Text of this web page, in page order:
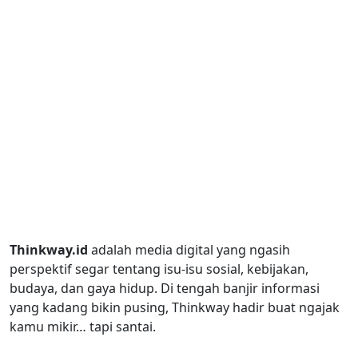
Thinkway.id adalah media digital yang ngasih
perspektif segar tentang isu-isu sosial, kebijakan,
budaya, dan gaya hidup. Di tengah banjir informasi
yang kadang bikin pusing, Thinkway hadir buat ngajak
kamu mikir… tapi santai.